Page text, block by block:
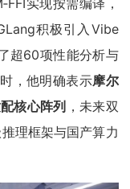
积极引入Vibe
超60项性能分析与
，他明确表示摩尔
核心阵列 ，未来双
理框架与国产算力